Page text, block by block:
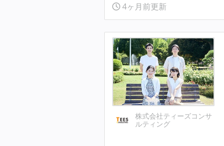
4ヶ月前更新
株式会社ティーズコンサ
ルティング